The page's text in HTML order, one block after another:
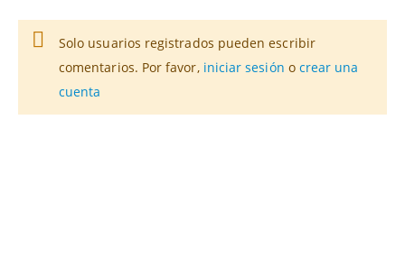
Solo usuarios registrados pueden escribir
comentarios. Por favor, iniciar sesión o crear una
cuenta